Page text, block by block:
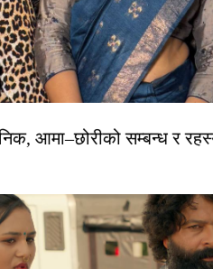
आमा–छोरीको सम्बन्ध र